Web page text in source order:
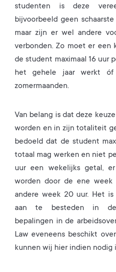
studenten is deze
bijvoorbeeld geen
maar zijn er wel andere
verbonden. Zo moet er een
de student maximaal 16 uur
het gehele jaar werkt óf
zomermaanden.
Van belang is dat deze
worden en in zijn totaliteit
bedoeld dat de student
totaal mag werken en niet
uur een wekelijks getal,
worden door de ene
andere week 20 uur. Het is
aan te besteden in de
bepalingen in de
Law eveneens beschikt
kunnen wij hier indien nodig